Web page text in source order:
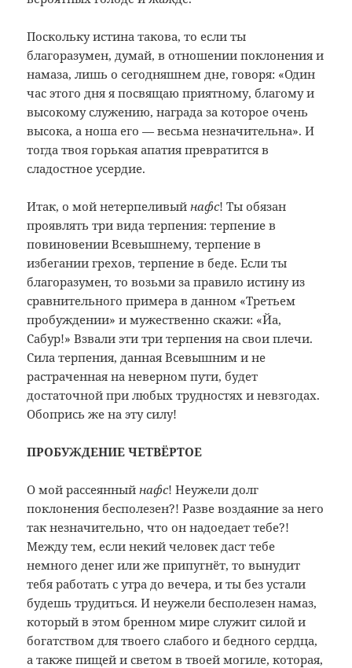
Поскольку истина такова, то если ты
благоразумен, думай, в отношении поклонения и
намаза, лишь о сегодняшнем дне, говоря: «Один
час этого дня я посвящаю приятному, благому и
высокому служению, награда за которое очень
высока, а ноша его — весьма незначительна». И
тогда твоя горькая апатия превратится в
сладостное усердие.
Итак, о мой нетерпеливый нафс! Ты обязан
проявлять три вида терпения: терпение в
повиновении Всевышнему, терпение в
избегании грехов, терпение в беде. Если ты
благоразумен, то возьми за правило истину из
сравнительного примера в данном «Третьем
пробуждении» и мужественно скажи: «Йа,
Сабур!» Взвали эти три терпения на свои плечи.
Сила терпения, данная Всевышним и не
растраченная на неверном пути, будет
достаточной при любых трудностях и невзгодах.
Обопрись же на эту силу!
ПРОБУЖДЕНИЕ ЧЕТВЁРТОЕ
О мой рассеянный нафс! Неужели долг
поклонения бесполезен?! Разве воздаяние за него
так незначительно, что он надоедает тебе?!
Между тем, если некий человек даст тебе
немного денег или же припугнёт, то вынудит
тебя работать с утра до вечера, и ты без устали
будешь трудиться. И неужели бесполезен намаз,
который в этом бренном мире служит силой и
богатством для твоего слабого и бедного сердца,
а также пищей и светом в твоей могиле, которая,